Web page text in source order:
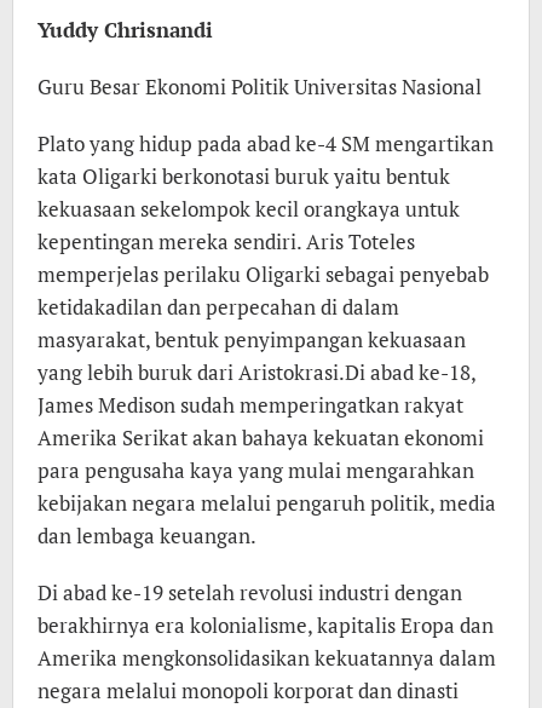
Yuddy Chrisnandi
Guru Besar Ekonomi Politik Universitas Nasional
Plato yang hidup pada abad ke-4 SM mengartikan
kata Oligarki berkonotasi buruk yaitu bentuk
kekuasaan sekelompok kecil orangkaya untuk
kepentingan mereka sendiri. Aris Toteles
memperjelas perilaku Oligarki sebagai penyebab
ketidakadilan dan perpecahan di dalam
masyarakat, bentuk penyimpangan kekuasaan
yang lebih buruk dari Aristokrasi.Di abad ke-18,
James Medison sudah memperingatkan rakyat
Amerika Serikat akan bahaya kekuatan ekonomi
para pengusaha kaya yang mulai mengarahkan
kebijakan negara melalui pengaruh politik, media
dan lembaga keuangan.
Di abad ke-19 setelah revolusi industri dengan
berakhirnya era kolonialisme, kapitalis Eropa dan
Amerika mengkonsolidasikan kekuatannya dalam
negara melalui monopoli korporat dan dinasti